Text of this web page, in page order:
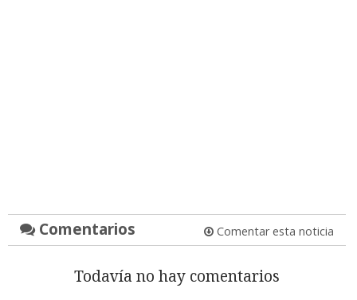
Comentarios Comentar esta noticia
Todavía no hay comentarios